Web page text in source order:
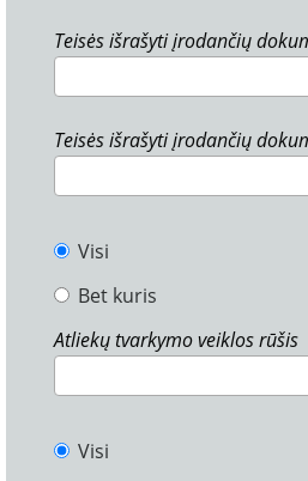
Teisės išrašyti įrodančių
Teisės išrašyti įrodančių
Visi
Bet kuris
Atliekų tvarkymo veiklos rūšis
Visi